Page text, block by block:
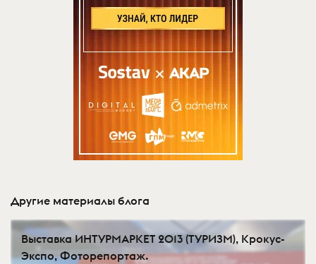
Другие материалы блога
Выставка ИНТУРМАРКЕТ 2013 (ТУРИЗМ), Крокус-
Экспо, Фоторепортаж.